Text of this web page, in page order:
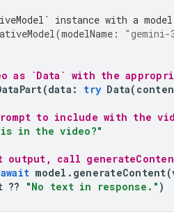
instance with a
(modelName :
as `Data` with the
(data : try Data(
to include with the
is in the video?"
output, call
await model . generateContent(
?? "No text in response." )